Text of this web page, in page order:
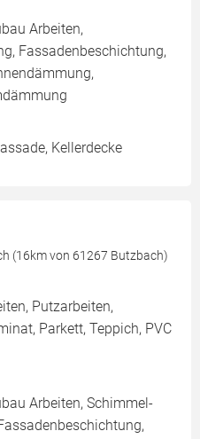
Arbeiten,
Fassadenbeschichtung,
Kellerdecke
(16km von 61267 Butzbach)
Putzarbeiten,
Parkett, Teppich, PVC
Arbeiten, Schimmel-